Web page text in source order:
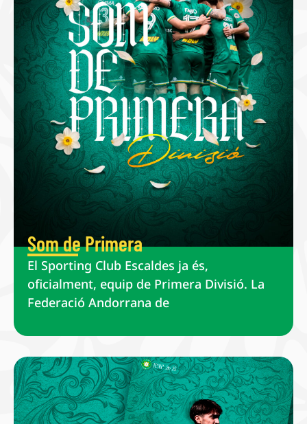
Som de Primera
El Sporting Club Escaldes ja és,
oficialment, equip de Primera Divisió. La
Federació Andorrana de